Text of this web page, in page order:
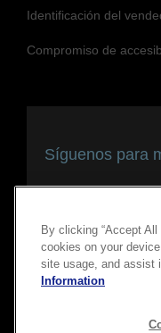
Identificación del
Compromiso de
Síguenos para
By clicking “Accept
cookies on your
site usage, and assist
Information